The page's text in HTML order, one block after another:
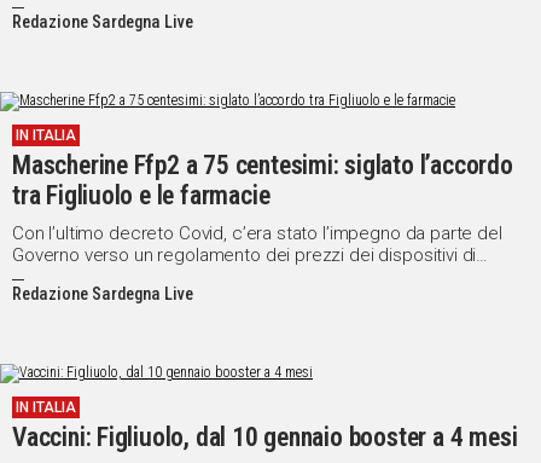
POLITICA
IN
ITALIA
NEL
MONDO
SPORT
EVENTI
VIDEO
Redazione Sardegna Live
IN ITALIA
Mascherine Ffp2 a 75 centesimi: siglato l’accordo
tra Figliuolo e le farmacie
Con l’ultimo decreto Covid, c’era stato l’impegno da parte del
Governo verso un regolamento dei prezzi dei dispositivi di
sicurezza
Redazione Sardegna Live
IN ITALIA
Vaccini: Figliuolo, dal 10 gennaio booster a 4 mesi